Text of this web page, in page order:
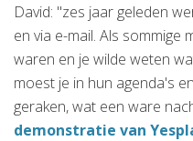
David: "zes jaar geleden
en via e-mail. Als sommige
waren en je wilde weten
moest je in hun agenda's
geraken, wat een ware
demonstratie van